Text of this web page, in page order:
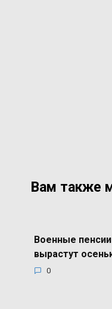
Вам также
Военные
вырастут
0